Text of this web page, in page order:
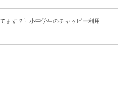
ます？〉小中学生のチャッピー利用